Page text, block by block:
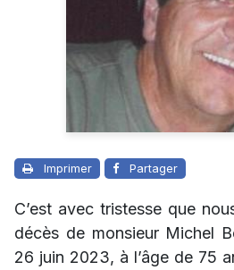
Imprimer Partager
C’est avec tristesse que
décès de monsieur Michel
26 juin 2023, à l’âge de 75